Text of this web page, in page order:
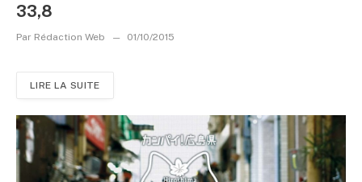
33,8
Par Rédaction Web 01/10/2015
LIRE LA SUITE